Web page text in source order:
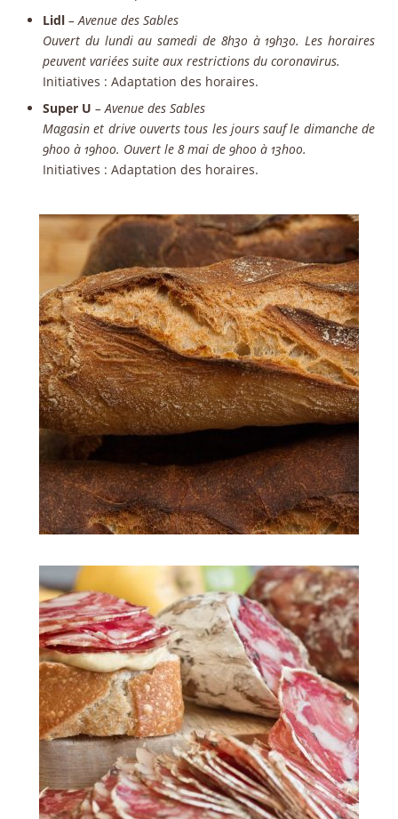
Lidl – Avenue des Sables
Ouvert du lundi au samedi de 8h30 à 19h30. Les horaires
peuvent variées suite aux restrictions du coronavirus.
Initiatives : Adaptation des horaires.
Super U – Avenue des Sables
Magasin et drive ouverts tous les jours sauf le dimanche de
9h00 à 19h00. Ouvert le 8 mai de 9h00 à 13h00.
Initiatives : Adaptation des horaires.